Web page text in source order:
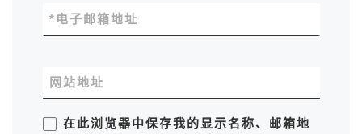
电子邮箱地址
*
网站地址
在此浏览器中保存我的显示名称、邮箱地